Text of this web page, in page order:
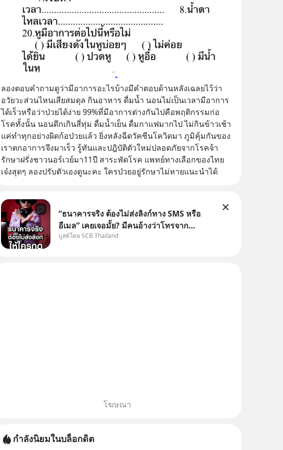
ลองตอบคำถามดูว่ามีอาการอะไรบ้างมีคำตอบด้านหลังเฉลยไว้ว่า
อวัยวะส่วนไหนเสียสมดุล กินอาหาร ดื่มน้ำ นอนไม่เป็นเวลามีอาการ
ได้เร็วหรือว่าป่วยได้ง่าย 99%ที่มีอาการต่างกันไปคือพฤติกรรมก่อ
โรคทั้งนั้น นอนดึกเกินสี่ทุ่ม ดื่มน้ำเย็น ดื่มกาแฟมากไป ไม่กินข้าวเช้า
แค่ทำทุกอย่างผิดก้อป่วยแล้ว ยิ่งหลังฉีดวัคซีนโควิดมา ภูมิคุ้มกันของ
เราตกอาการจึงมาเร็ว รู้ทันและปฎิบัติตัวใหม่ปลอดภัยจากโรคจ้า
รักษาฝรั่งชาวนอร์เวย์มา11ปี สาระพัดโรค แพทย์ทางเลือกของไทย
เจ๋งสุดๆ ลองปรับตัวเองดูนะคะ ใครป่วยอยู่รักษาไม่หายแนะนำได้
“ธนาคารจริง ต้องไม่ส่งลิงก์ทาง SMS หรือ
อีเมล” เคยเจอมั้ย? มีคนอ้างว่าโทรจาก
ธนาคาร บอกว่าบัญชีมีปัญหา แล้วให้กดลิงก์
บูสต์โดย SCB Thailand
โฆษณา
กำลังนิยมในบล็อกดิต